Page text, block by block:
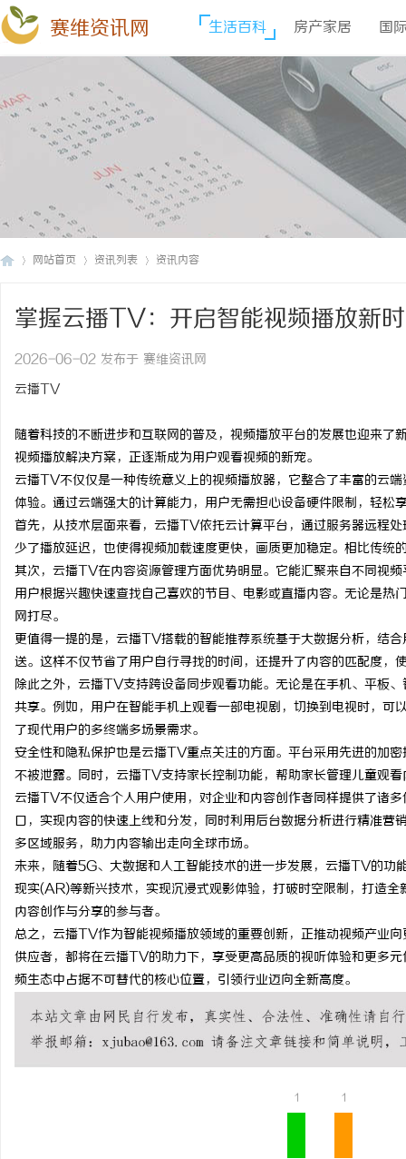
赛维资讯网 生活百科 房产家居 国
网站首页 资讯列表 资讯内容
掌握云播TV：开启智能视频播放新
2026-06-02 发布于 赛维资讯网
云播TV
随着科技的不断进步和互联网的普及，视频播放平台的发展也迎来了
视频播放解决方案，正逐渐成为用户观看视频的新宠。
云播TV不仅仅是一种传统意义上的视频播放器，它整合了丰富的云
体验。通过云端强大的计算能力，用户无需担心设备硬件限制，轻松
首先，从技术层面来看，云播TV依托云计算平台，通过服务器远程
少了播放延迟，也使得视频加载速度更快，画质更加稳定。相比传
其次，云播TV在内容资源管理方面优势明显。它能汇聚来自不同视
用户根据兴趣快速查找自己喜欢的节目、电影或直播内容。无论是
网打尽。
更值得一提的是，云播TV搭载的智能推荐系统基于大数据分析，结
送。这样不仅节省了用户自行寻找的时间，还提升了内容的匹配度，
除此之外，云播TV支持跨设备同步观看功能。无论是在手机、平板
共享。例如，用户在智能手机上观看一部电视剧，切换到电视时，
了现代用户的多终端多场景需求。
安全性和隐私保护也是云播TV重点关注的方面。平台采用先进的加
不被泄露。同时，云播TV支持家长控制功能，帮助家长管理儿童观
云播TV不仅适合个人用户使用，对企业和内容创作者同样提供了诸
口，实现内容的快速上线和分发，同时利用后台数据分析进行精准
多区域服务，助力内容输出走向全球市场。
未来，随着5G、大数据和人工智能技术的进一步发展，云播TV的功
现实(AR)等新兴技术，实现沉浸式观影体验，打破时空限制，打造
内容创作与分享的参与者。
总之，云播TV作为智能视频播放领域的重要创新，正推动视频产业
供应者，都将在云播TV的助力下，享受更高品质的视听体验和更多
频生态中占据不可替代的核心位置，引领行业迈向全新高度。
1 1
全解析